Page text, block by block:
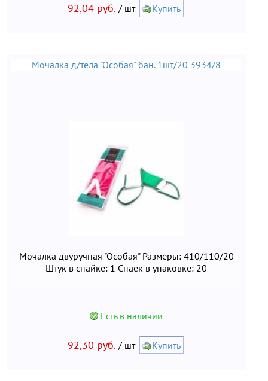
92,04 руб. / шт Купить
Мочалка д/тела "Особая" бан. 1шт/20 3934/8
Мочалка двуручная "Особая" Размеры: 410/110/20
Штук в спайке: 1 Спаек в упаковке: 20
Есть в наличии
92,30 руб. / шт Купить